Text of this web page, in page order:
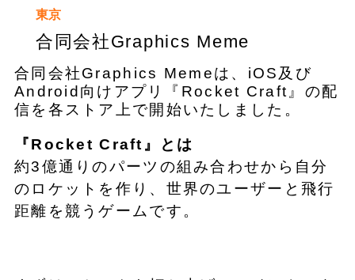
東京
合同会社Graphics Meme
合同会社Graphics Memeは、iOS及び
Android向けアプリ『Rocket Craft』の配
信を各ストア上で開始いたしました。
​『Rocket Craft』とは
約3億通りのパーツの組み合わせから自分
のロケットを作り、世界のユーザーと飛行
距離を競うゲームです。